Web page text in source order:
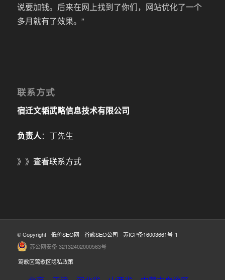
说要加钱。后来在网上找到了你们，网站优化了一个
多月就有了效果。”
联系方式
宿迁文韬武略信息技术有限公司
负责人：丁先生
》》 查看联系方式
© Copyright - 低价SEO网 - 谷歌SEO公司 - 苏ICP备16003661号-1
苏公网安备 32132402000563号
莺歌区莺歌区隐私政策